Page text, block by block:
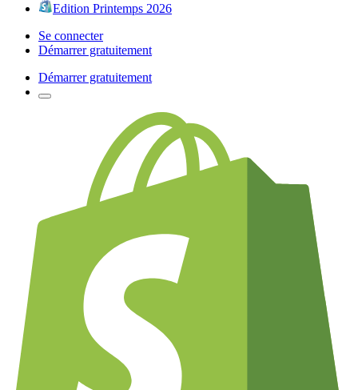
Edition Printemps 2026
Se connecter
Démarrer gratuitement
Démarrer gratuitement